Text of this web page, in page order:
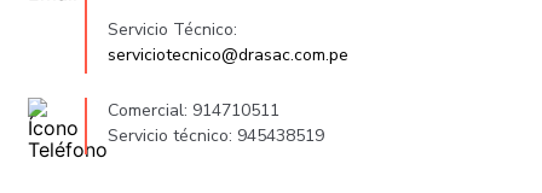
Servicio Técnico:
serviciotecnico@drasac.com.pe
Comercial: 914710511
Servicio técnico: 945438519